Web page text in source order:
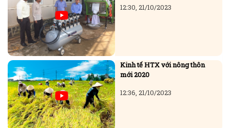
mới 2020
12:36, 21/10/2023